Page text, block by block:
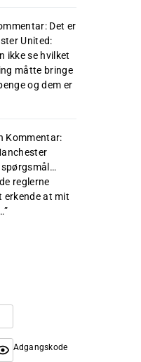
Det er
United:
ikke se hvilket
måtte bringe
og dem er
Kommentar:
spørgsmål…
reglerne
at mit
”
Adgangskode